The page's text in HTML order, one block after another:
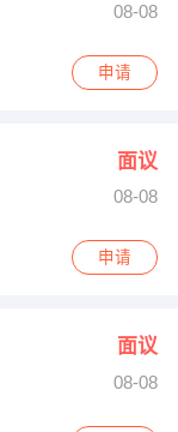
08-08
，宾海六路934号
申请
面议
08-08
申请
面议
08-08